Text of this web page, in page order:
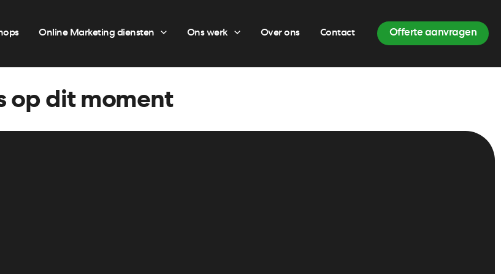
Online Marketing diensten Ons werk Over ons Contact Offerte aanvragen
op dit moment